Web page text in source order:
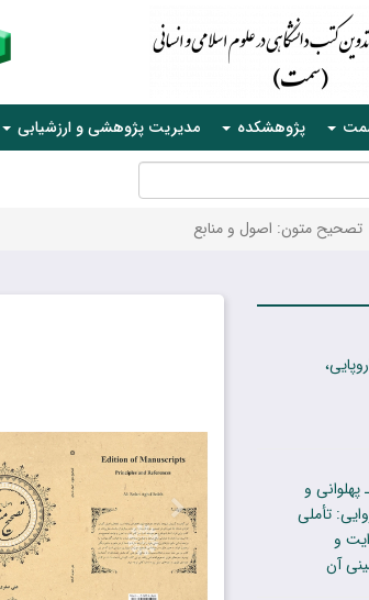
پژوهشکده مدیریت پژوهشی و ارزشیابی
تصحیح متون: اصول و منابع
و
تأملی
و
آن